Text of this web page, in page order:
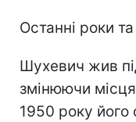
Останні роки
Шухевич жив
змінюючи
1950 року його